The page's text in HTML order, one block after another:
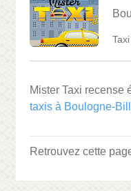
Taxi
Mister Taxi recense
taxis à Boulogne-
Retrouvez cette